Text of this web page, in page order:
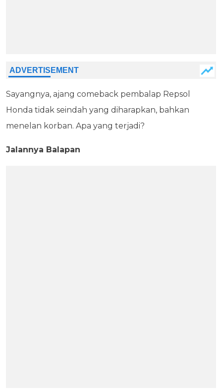
Sayangnya, ajang comeback pembalap Repsol
Honda tidak seindah yang diharapkan, bahkan
menelan korban. Apa yang terjadi?
Jalannya Balapan